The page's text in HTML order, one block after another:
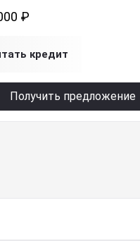
₽
кредит
Получить предложение